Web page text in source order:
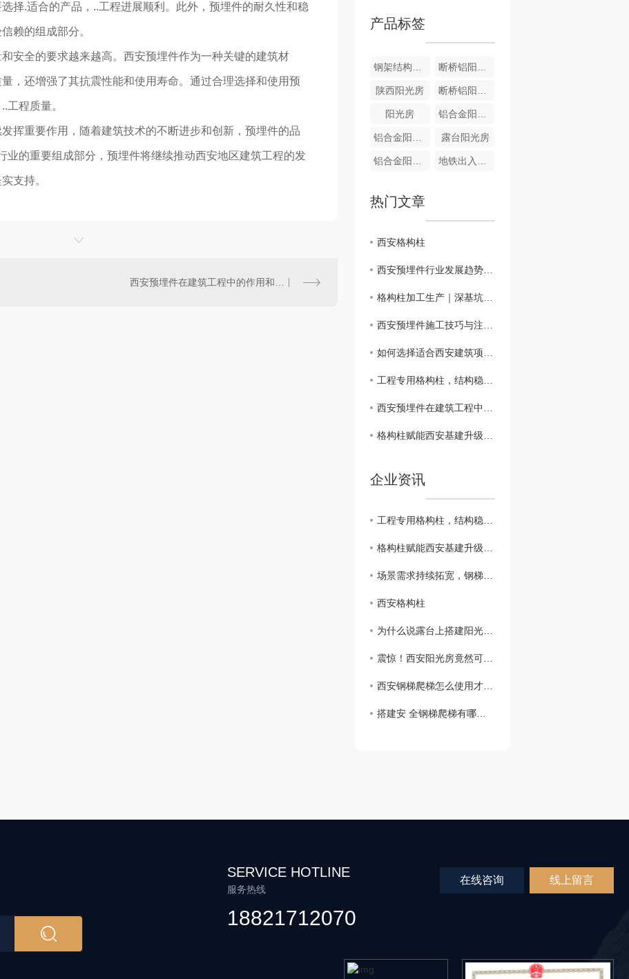
择.适合的产品，..工程进展顺利。此外，预埋件的耐久性和稳
赖的组成部分。
安全的要求越来越高。西安预埋件作为一种关键的建筑材
，还增强了其抗震性能和使用寿命。通过合理选择和使用预
工程质量。
挥重要作用，随着建筑技术的不断进步和创新，预埋件的品
业的重要组成部分，预埋件将继续推动西安地区建筑工程的发
支持。
西安预埋件在建筑工程中的作用和优势
产品标签
钢架结构阳光房 断桥铝阳光房
陕西阳光房 断桥铝阳光房
阳光房 铝合金阳光房
铝合金阳光房 露台阳光房
铝合金阳光房 地铁出入口雨棚
热门文章
西安格构柱
西安预埋件行业发展趋势分析
格构柱加工生产｜深基坑钢结构支撑专业定制
西安预埋件施工技巧与注意事项
如何选择适合西安建筑项目的预埋件
工程专用格构柱，结构稳固适配基坑支护工程
西安预埋件在建筑工程中的重要性
格构柱赋能西安基建升级，适配多类工程承重需求
企业资讯
工程专用格构柱，结构稳固适配基坑支护工程
格构柱赋能西安基建升级，适配多类工程承重需求
场景需求持续拓宽，钢梯适配多领域应用
西安格构柱
为什么说露台上搭建阳光房要比雨棚好？这几点雨棚比阳光房差太多
震惊！西安阳光房竟然可以这样设计！
西安钢梯爬梯怎么使用才安 全，快来一起交流讨论吧！
搭建安 全钢梯爬梯有哪些需要注意的事情？搭建安 全钢梯爬梯注意事项
SERVICE HOTLINE
服务热线
18821712070
在线咨询 线上留言